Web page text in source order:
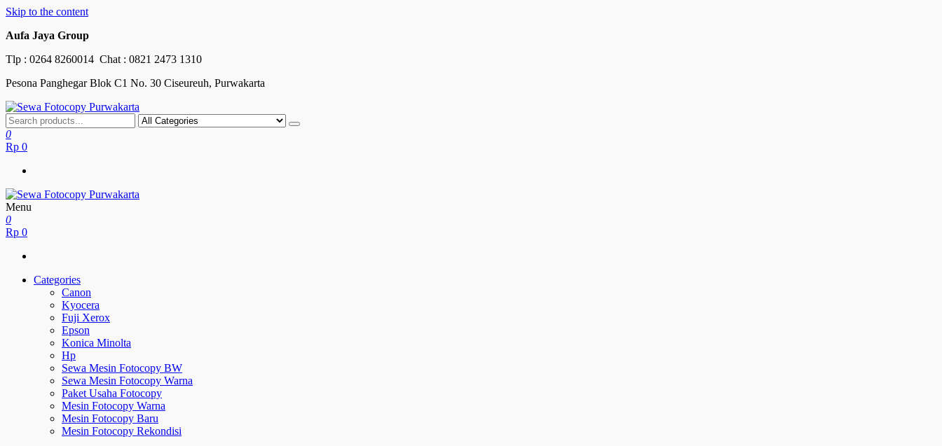
Skip to the content
Aufa Jaya Group
Tlp : 0264 8260014 Chat : 0821 2473 1310
Pesona Panghegar Blok C1 No. 30 Ciseureuh, Purwakarta
Sewa Fotocopy Purwakarta
Free Maintenance
0
Rp 0
Sewa Fotocopy Purwakarta
Free Maintenance
Menu
0
Rp 0
Categories
Canon
Kyocera
Fuji Xerox
Epson
Konica Minolta
Hp
Sewa Mesin Fotocopy BW
Sewa Mesin Fotocopy Warna
Paket Usaha Fotocopy
Mesin Fotocopy Warna
Mesin Fotocopy Baru
Mesin Fotocopy Rekondisi